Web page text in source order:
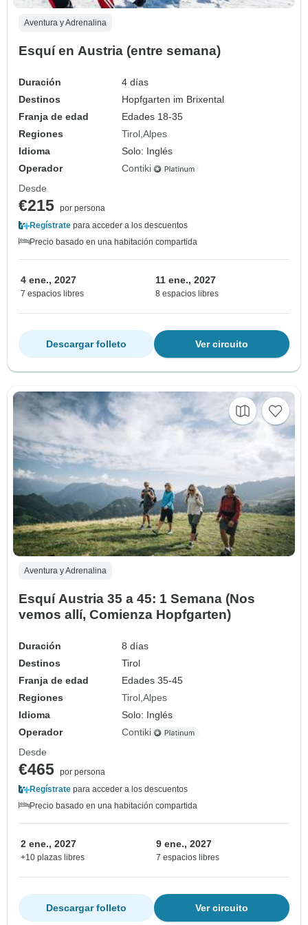
Aventura y Adrenalina
Esquí en Austria (entre semana)
Duración
4 días
Destinos
Hopfgarten im Brixental
Franja de edad
Edades 18-35
Regiones
Tirol Alpes
Idioma
Solo: Inglés
Operador
Contiki
Desde
€215 por persona
Regístrate para acceder a los descuentos
Precio basado en una habitación compartida
4 ene., 2027
7 espacios libres
11 ene., 2027
8 espacios libres
Ver circuito
Descargar folleto
Aventura y Adrenalina
Esquí Austria 35 a 45: 1 Semana (Nos
vemos allí, Comienza Hopfgarten)
Duración
8 días
Destinos
Tirol
Franja de edad
Edades 35-45
Regiones
Tirol Alpes
Idioma
Solo: Inglés
Operador
Contiki
Desde
€465 por persona
Regístrate para acceder a los descuentos
Precio basado en una habitación compartida
2 ene., 2027
+10 plazas libres
9 ene., 2027
7 espacios libres
Ver circuito
Descargar folleto